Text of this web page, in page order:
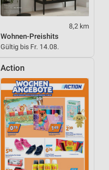
8,2 km
Wohnen-Preishits
Gültig bis Fr. 14.08.
Action